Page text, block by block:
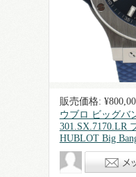
販売価格:
ウブロ ビッグバ
301.SX.7170.LR
HUBLOT Big